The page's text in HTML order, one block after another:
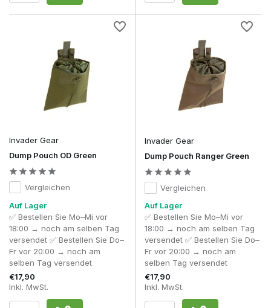
Das macht das Nachladen flüssiger und sorgt für eine
intuitive Handhabung der gesamten Ausrüstung.
Die Wahl eines nicht zusammenklappbaren Dump-
Pouches, wenn eine kompakte Ausrüstung
gewünscht ist
– Nicht jeder Spieler nutzt einen Dump-
Pouch ständig. Zusammenklappbare Modelle nehmen
im Ruhezustand kaum Platz ein und lassen sich bei
Bedarf innerhalb weniger Sekunden aufklappen. Für
Spieler, die eine leichte, kompakte oder minimalistische
Ausrüstung anstreben, ist ein zusammenklappbarer
Ein Dump Pouch dient als Zwischenlager. Wenn du ihn
strategisch platzierst und nur bei Bedarf verwendest, bleibt
Bewegungsfreiheit.
Was ist ein Dump Pouch?
Ein Dump Pouch ist eine faltbare Aufbewahrungstasche, mit
der man während eines Skirm-Spiels leere oder teilweise
gefüllte Magazine schnell verstauen kann, ohne sie wieder in
einen Magazinhalter stecken zu müssen.
Wofür verwendet man einen Dump Pouch?
verwendet wird, eignet er sich auch für Speedloader,
Invader Gear
Dump Pouch OD Green
Vergleichen
Auf Lager
✅ Bestellen Sie Mo–Mi vor
18:00 → noch am selben Tag
versendet ✅ Bestellen Sie Do–
Fr vor 20:00 → noch am
selben Tag versendet
€17,90
Inkl. MwSt.
Invader Gear
Dump Pouch Ranger Green
Vergleichen
Auf Lager
✅ Bestellen Sie Mo–Mi vor
18:00 → noch am selben Tag
versendet ✅ Bestellen Sie Do–
Fr vor 20:00 → noch am
selben Tag versendet
€17,90
Inkl. MwSt.